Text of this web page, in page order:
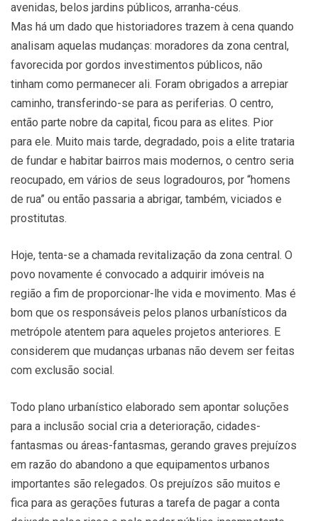
avenidas, belos jardins públicos, arranha-céus.
Mas há um dado que historiadores trazem à cena quando
analisam aquelas mudanças: moradores da zona central,
favorecida por gordos investimentos públicos, não
tinham como permanecer ali. Foram obrigados a arrepiar
caminho, transferindo-se para as periferias. O centro,
então parte nobre da capital, ficou para as elites. Pior
para ele. Muito mais tarde, degradado, pois a elite trataria
de fundar e habitar bairros mais modernos, o centro seria
reocupado, em vários de seus logradouros, por “homens
de rua” ou então passaria a abrigar, também, viciados e
prostitutas.
Hoje, tenta-se a chamada revitalização da zona central. O
povo novamente é convocado a adquirir imóveis na
região a fim de proporcionar-lhe vida e movimento. Mas é
bom que os responsáveis pelos planos urbanísticos da
metrópole atentem para aqueles projetos anteriores. E
considerem que mudanças urbanas não devem ser feitas
com exclusão social.
Todo plano urbanístico elaborado sem apontar soluções
para a inclusão social cria a deterioração, cidades-
fantasmas ou áreas-fantasmas, gerando graves prejuízos
em razão do abandono a que equipamentos urbanos
importantes são relegados. Os prejuízos são muitos e
fica para as gerações futuras a tarefa de pagar a conta